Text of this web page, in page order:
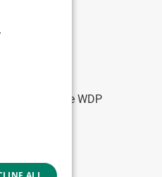
voor onze WDP